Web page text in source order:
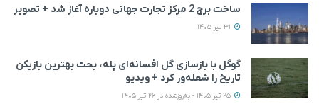
ساخت برج 2 مرکز تجارت جهانی دوباره آغاز شد + تصویر
گوگل با بازسازی گل افسانه‌ای پله، بحث بهترین بازیکن
تاریخ را شعله‌ور کرد + ویدیو